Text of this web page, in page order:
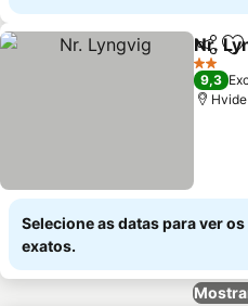
Nr.
2 Estrelas
9,3
Selecione as datas para ver
exatos.